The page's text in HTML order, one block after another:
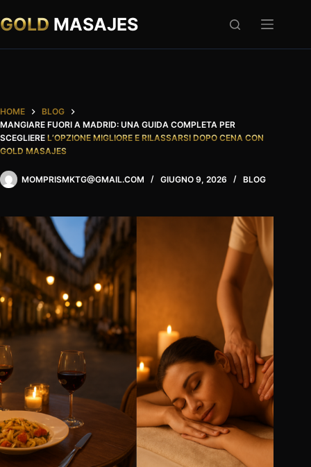
al
contenuto
GOLD MASAJES
HOME
BLOG
MANGIARE FUORI A MADRID: UNA GUIDA COMPLETA PER
SCEGLIERE L’OPZIONE MIGLIORE E RILASSARSI DOPO CENA CON
GOLD MASAJES
MOMPRISMKTG@GMAIL.COM GIUGNO 9, 2026 BLOG